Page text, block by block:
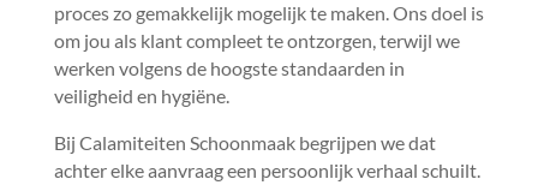
proces zo gemakkelijk mogelijk te maken.​ Ons doel is
om jou als klant compleet te ontzorgen, terwijl we
werken volgens de hoogste standaarden in
veiligheid en hygiëne.​
Bij Calamiteiten Schoonmaak begrijpen we dat
achter elke aanvraag een persoonlijk verhaal schuilt.​